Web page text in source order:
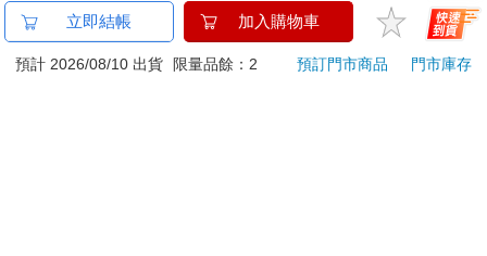
已拆封之個人衛生用品。（如：內衣褲、刮鬍刀、除毛
刀…等）
若非上列種類商品，均享有到貨7天的猶豫期（含例假
立即結帳 加入購物車
預計 2026/08/10 出貨 限量品餘：2 預訂門市商品 門市庫存